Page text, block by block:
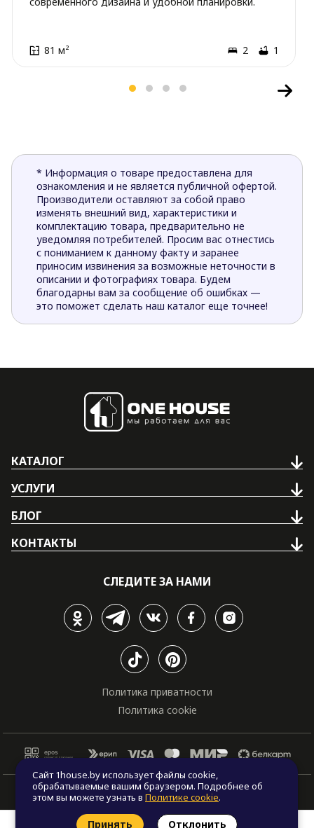
81 м² 2 1
* Информация о товаре предоставлена для
ознакомления и не является публичной офертой.
Производители оставляют за собой право
изменять внешний вид, характеристики и
комплектацию товара, предварительно не
уведомляя потребителей. Просим вас отнестись
с пониманием к данному факту и заранее
приносим извинения за возможные неточности в
описании и фотографиях товара. Будем
благодарны вам за сообщение об ошибках —
это поможет сделать наш каталог еще точнее!
КАТАЛОГ
УСЛУГИ
БЛОГ
КОНТАКТЫ
СЛЕДИТЕ ЗА НАМИ
Политика приватности
Политика cookie
© Все права защищены. "One house", 2011 - 2026
Сайт 1house.by использует файлы cookie,
обрабатываемые вашим браузером. Подробнее об
этом вы можете узнать вПолитике cookie.
Принять Отклонить